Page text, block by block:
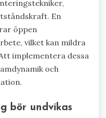
för att
inom
reglering
och främja en